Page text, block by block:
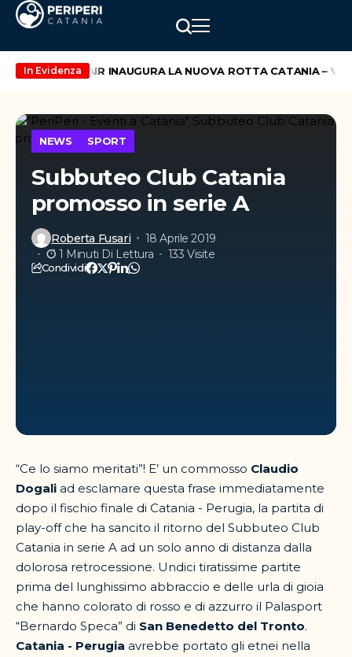
In Evidenza
WIZZ AIR INAUGURA LA NUOVA ROTTA CATANIA –
NEWS SPORT
Subbuteo Club Catania
promosso in serie A
Roberta Fusari
18 Aprile 2019
1 Minuti Di Lettura
133 Visite
Condividi
“Ce lo siamo meritati”! E’ un commosso Claudio
Dogali ad esclamare questa frase immediatamente
dopo il fischio finale di Catania - Perugia, la partita di
play-off che ha sancito il ritorno del Subbuteo Club
Catania in serie A ad un solo anno di distanza dalla
dolorosa retrocessione. Undici tiratissime partite
prima del lunghissimo abbraccio e delle urla di gioia
che hanno colorato di rosso e di azzurro il Palasport
“Bernardo Speca” di San Benedetto del Tronto.
Catania - Perugia avrebbe portato gli etnei nella